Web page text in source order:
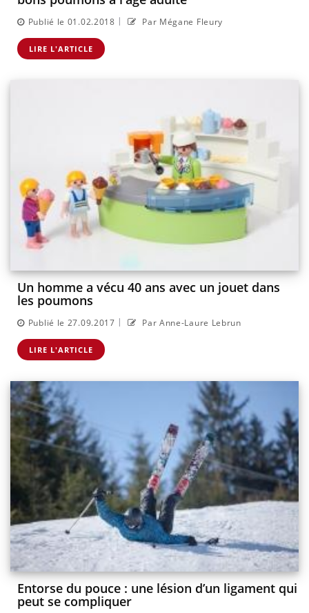
Publié le 01.02.2018 | Par Mégane Fleury
LIRE L'ARTICLE
Un homme a vécu 40 ans avec un jouet dans
les poumons
Publié le 27.09.2017 | Par Anne-Laure Lebrun
LIRE L'ARTICLE
Entorse du pouce : une lésion d’un ligament qui
peut se compliquer